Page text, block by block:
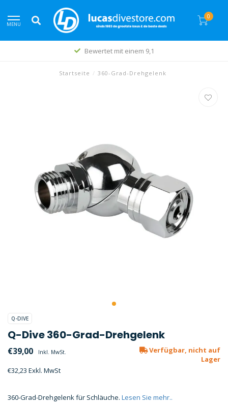
MENU
0
Bewertet mit einem 9,1
Startseite / 360-Grad-Drehgelenk
Q-DIVE
Q-Dive 360-Grad-Drehgelenk
€39,00 Inkl. MwSt.
€32,23 Exkl. MwSt
Verfügbar, nicht auf
Lager
360-Grad-Drehgelenk für Schläuche. Lesen Sie mehr..